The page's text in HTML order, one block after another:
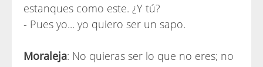
estanques como este. ¿Y tú?
- Pues yo... yo quiero ser un sapo.
Moraleja: No quieras ser lo que no eres; no